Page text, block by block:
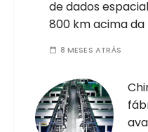
de dados
800 km acima
8 MESES ATRÁS